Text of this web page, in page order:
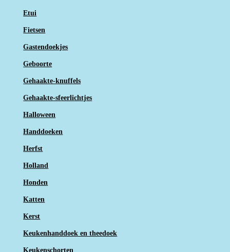
Etui
Fietsen
Gastendoekjes
Geboorte
Gehaakte-knuffels
Gehaakte-sfeerlichtjes
Halloween
Handdoeken
Herfst
Holland
Honden
Katten
Kerst
Keukenhanddoek en theedoek
Keukenschorten